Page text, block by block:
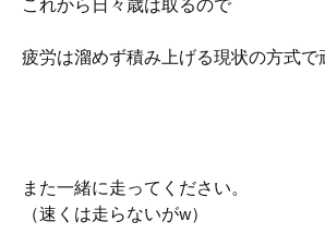
これから日々歳は取るので
疲労は溜めず積み上げる現状の方式で
また一緒に走ってください。
（速くは走らないがw）